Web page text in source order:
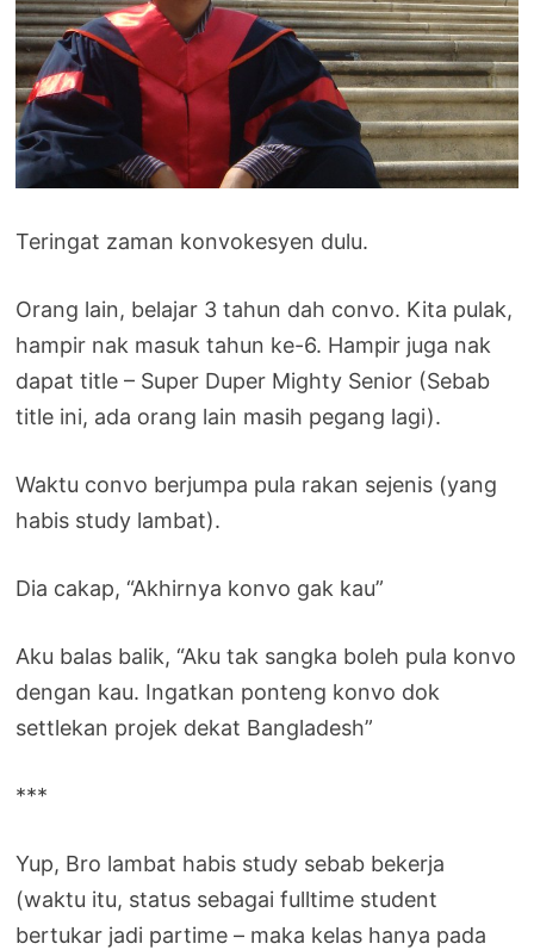
Teringat zaman konvokesyen dulu.
Orang lain, belajar 3 tahun dah convo. Kita pulak,
hampir nak masuk tahun ke-6. Hampir juga nak
dapat title – Super Duper Mighty Senior (Sebab
title ini, ada orang lain masih pegang lagi).
Waktu convo berjumpa pula rakan sejenis (yang
habis study lambat).
Dia cakap, “Akhirnya konvo gak kau”
Aku balas balik, “Aku tak sangka boleh pula konvo
dengan kau. Ingatkan ponteng konvo dok
settlekan projek dekat Bangladesh”
***
Yup, Bro lambat habis study sebab bekerja
(waktu itu, status sebagai fulltime student
bertukar jadi partime – maka kelas hanya pada